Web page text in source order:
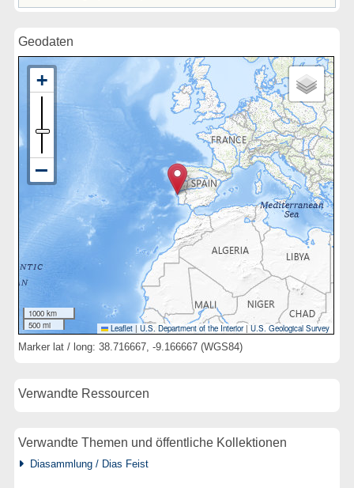
Geodaten
1000 km
500 mi
Leaflet | U.S. Department of the Interior|U.S. Geological Survey
Marker lat / long: 38.716667, -9.166667 (WGS84)
Verwandte Ressourcen
Verwandte Themen und öffentliche Kollektionen
Diasammlung / Dias Feist